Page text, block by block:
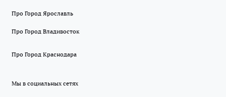
Про Город Ярославль
Про Город Владивосток
Про Город Краснодара
Мы в социальных сетях